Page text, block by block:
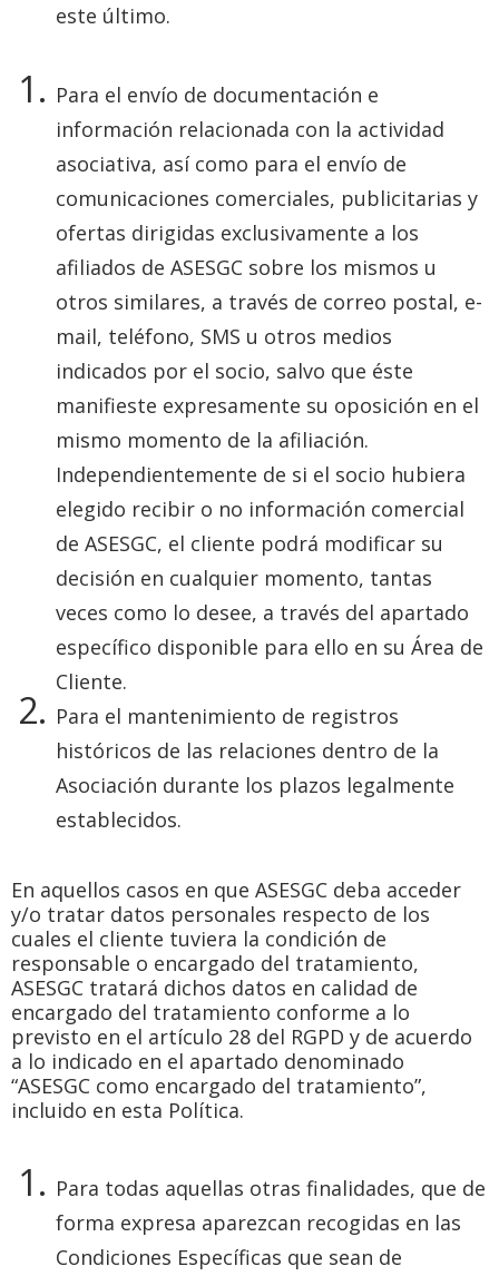
este último.
Para el envío de documentación e
información relacionada con la actividad
asociativa, así como para el envío de
comunicaciones comerciales, publicitarias y
ofertas dirigidas exclusivamente a los
afiliados de ASESGC sobre los mismos u
otros similares, a través de correo postal, e-
mail, teléfono, SMS u otros medios
indicados por el socio, salvo que éste
manifieste expresamente su oposición en el
mismo momento de la afiliación.
Independientemente de si el socio hubiera
elegido recibir o no información comercial
de ASESGC, el cliente podrá modificar su
decisión en cualquier momento, tantas
veces como lo desee, a través del apartado
específico disponible para ello en su Área de
Cliente.
Para el mantenimiento de registros
históricos de las relaciones dentro de la
Asociación durante los plazos legalmente
establecidos.
En aquellos casos en que ASESGC deba acceder
y/o tratar datos personales respecto de los
cuales el cliente tuviera la condición de
responsable o encargado del tratamiento,
ASESGC tratará dichos datos en calidad de
encargado del tratamiento conforme a lo
previsto en el artículo 28 del RGPD y de acuerdo
a lo indicado en el apartado denominado
“ASESGC como encargado del tratamiento”,
incluido en esta Política.
Para todas aquellas otras finalidades, que de
forma expresa aparezcan recogidas en las
Condiciones Específicas que sean de